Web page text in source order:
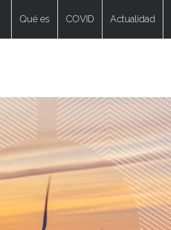
Qué es COVID Actualidad